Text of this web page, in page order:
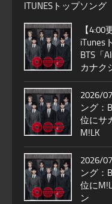
ITUNESトップソング
【
iTunes
BTS「
カナク
2026/
ング：
位にサ
M!LK
2026/
ング：
位に
ン